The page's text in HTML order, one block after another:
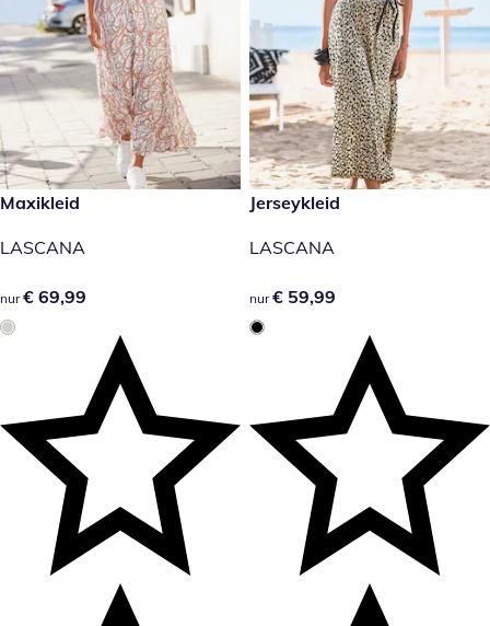
€ 69,99
Maxikleid
LASCANA
€ 69,99
nur € 69,99
€ 59,99
Jerseykleid
LASCANA
€ 59,99
nur € 59,99